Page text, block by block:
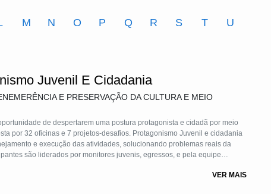
M N O P Q R S T
U
Juvenil E Cidadania
E PRESERVAÇÃO DA CULTURA E MEIO
de despertarem uma postura protagonista e cidadã por meio
por 32 oficinas e 7 projetos-desafios. Protagonismo Juvenil e cidadania
e execução das atividades, solucionando problemas reais da
são liderados por monitores juvenis, egressos, e pela equipe
emocionais relevantes para uma vida plena.
VER MAIS